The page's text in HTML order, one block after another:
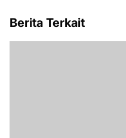
Berita Terkait